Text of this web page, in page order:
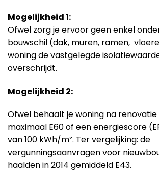
Mogelijkheid 1:
Ofwel zorg je ervoor geen enkel
bouwschil (dak, muren, ramen,
woning de vastgelegde
overschrijdt.
Mogelijkheid 2:
Ofwel behaalt je woning na
maximaal E60 of een energiescore
van 100 kWh/m². Ter vergelijking: de
vergunningsaanvragen voor
haalden in 2014 gemiddeld E43.